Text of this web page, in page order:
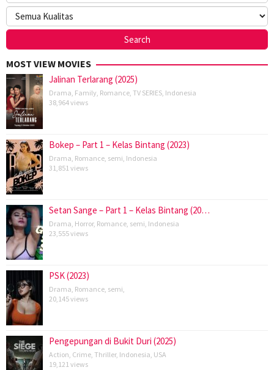
MOST VIEW MOVIES
Jalinan Terlarang (2025)
Drama Family Romance TV SERIES Indonesia
38,964 views
Bokep – Part 1 – Kelas Bintang (2023)
Drama Romance semi Indonesia
31,851 views
Setan Sange – Part 1 – Kelas Bintang (20…
Drama Horror, Romance semi Indonesia
23,555 views
PSK (2023)
Drama Romance semi
20,145 views
Pengepungan di Bukit Duri (2025)
Action Crime Thriller, Indonesia USA
19,121 views